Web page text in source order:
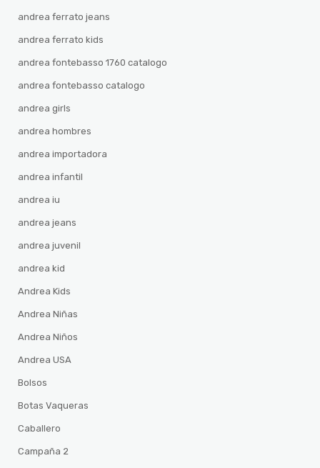
andrea ferrato jeans
andrea ferrato kids
andrea fontebasso 1760 catalogo
andrea fontebasso catalogo
andrea girls
andrea hombres
andrea importadora
andrea infantil
andrea iu
andrea jeans
andrea juvenil
andrea kid
Andrea Kids
Andrea Niñas
Andrea Niños
Andrea USA
Bolsos
Botas Vaqueras
Caballero
Campaña 2